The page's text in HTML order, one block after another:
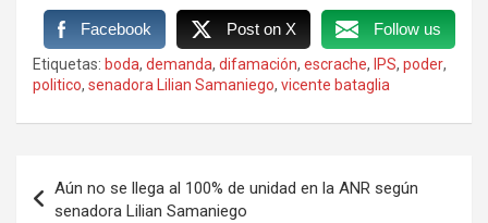
Facebook Post on X Follow us
Etiquetas: boda, demanda, difamación, escrache, IPS, poder,
politico, senadora Lilian Samaniego, vicente bataglia
de
Aún no se llega al 100% de unidad en la ANR según
senadora Lilian Samaniego